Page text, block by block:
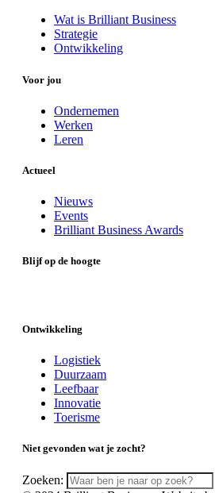
Wat is Brilliant Business
Strategie
Ontwikkeling
Voor jou
Ondernemen
Werken
Leren
Actueel
Nieuws
Events
Brilliant Business Awards
Blijf op de hoogte
Ontwikkeling
Logistiek
Duurzaam
Leefbaar
Innovatie
Toerisme
Niet gevonden wat je zocht?
Zoeken: